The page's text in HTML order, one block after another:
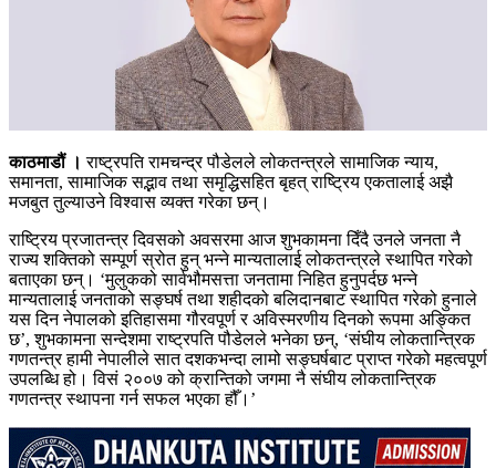
काठमाडौं । राष्ट्रपति रामचन्द्र पौडेलले लोकतन्त्रले सामाजिक न्याय,
समानता, सामाजिक सद्भाव तथा समृद्धिसहित बृहत् राष्ट्रिय एकतालाई अझै
मजबुत तुल्याउने विश्वास व्यक्त गरेका छन्।
राष्ट्रिय प्रजातन्त्र दिवसको अवसरमा आज शुभकामना दिँदै उनले जनता नै
राज्य शक्तिको सम्पूर्ण स्रोत हुन् भन्ने मान्यतालाई लोकतन्त्रले स्थापित गरेको
बताएका छन्। ‘मुलुकको सार्वभौमसत्ता जनतामा निहित हुनुपर्दछ भन्ने
मान्यतालाई जनताको सङ्घर्ष तथा शहीदको बलिदानबाट स्थापित गरेको हुनाले
यस दिन नेपालको इतिहासमा गौरवपूर्ण र अविस्मरणीय दिनको रूपमा अङ्कित
छ’, शुभकामना सन्देशमा राष्ट्रपति पौडेलले भनेका छन्, ‘संघीय लोकतान्त्रिक
गणतन्त्र हामी नेपालीले सात दशकभन्दा लामो सङ्घर्षबाट प्राप्त गरेको महत्वपूर्ण
उपलब्धि हो। विसं २००७ को क्रान्तिको जगमा नै संघीय लोकतान्त्रिक
गणतन्त्र स्थापना गर्न सफल भएका हौँ।’